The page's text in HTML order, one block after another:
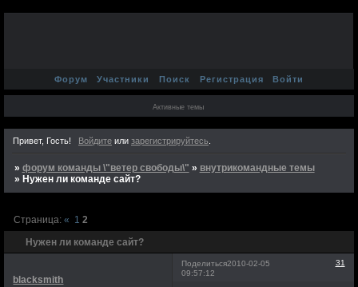
Форум Участники Поиск Регистрация Войти
Активные темы
Привет, Гость! Войдитеили зарегистрируйтесь
» форум команды \"ветер свободы\" » внутрикомандные темы
» Нужен ли команде сайт?
Нужен ли команде сайт?
Страница: « 1 2
Поделиться 31
2010-02-05
09:57:12
blacksmith